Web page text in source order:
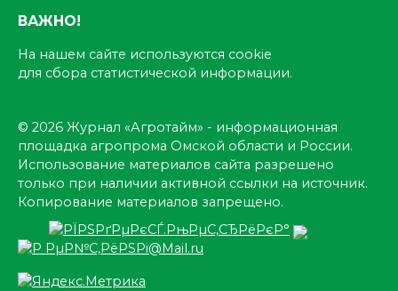
ВАЖНО!
На нашем сайте используются cookie
для сбора статистической информации.
© 2026 Журнал «Агротайм» - информационная
площадка агропрома Омской области и России.
Использование материалов сайта разрешено
только при наличии активной ссылки на источник.
Копирование материалов запрещено.